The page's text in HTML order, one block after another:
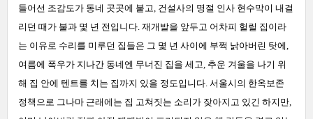
들어선 조감도가 동네 곳곳에 붙고, 건설사의 명절 인사 현수막이 내걸
리던 때가 불과 몇 년 전입니다. 재개발을 앞두고 어차피 헐릴 집이라
는 이유로 수리를 미루던 집들은 그 몇 년 사이에 부쩍 낡아버린 탓에,
여름에 폭우가 지나간 동네엔 무너진 집을 세고, 추운 겨울을 나기 위
해 집 안에 텐트를 치는 집까지 있을 정도입니다. 서울시의 한옥보존
정책으로 그나마 근래에는 집 고쳐짓는 소리가 잦아지고 있긴 하지만,